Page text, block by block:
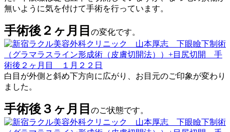
無いように気を付けて手術を行っています。
手術後２ヶ月目 の変化です。
白目が外側と斜め下方向に広がり、お目元のご印象が変わり
ました。
手術後３ヶ月目 のご状態です。